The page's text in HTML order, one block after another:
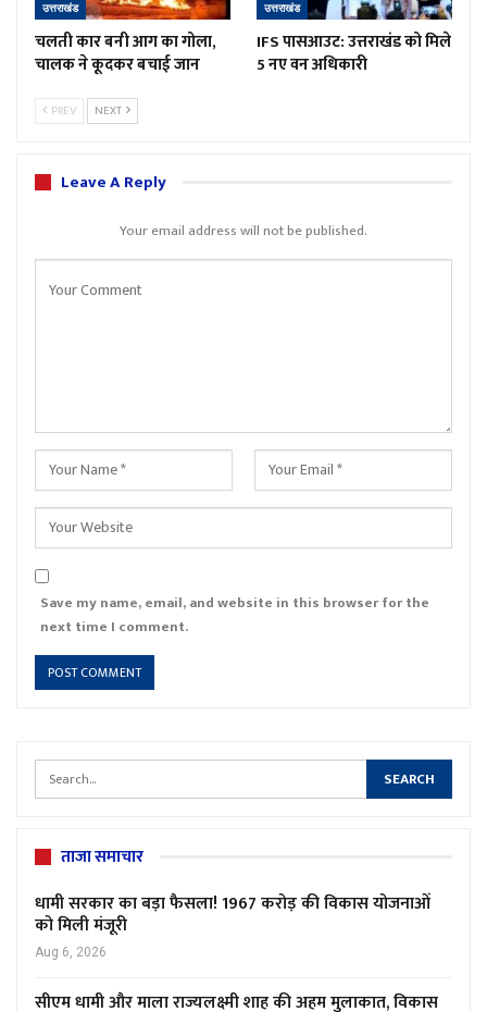
उत्तराखंड
चलती कार बनी आग का गोला,
चालक ने कूदकर बचाई जान
उत्तराखंड
IFS पासआउट: उत्तराखंड को मिले
5 नए वन अधिकारी
PREV NEXT
Leave A Reply
Your email address will not be published.
Save my name, email, and website in this browser for the
next time I comment.
ताजा समाचार
धामी सरकार का बड़ा फैसला! 1967 करोड़ की विकास योजनाओं
को मिली मंजूरी
Aug 6, 2026
सीएम धामी और माला राज्यलक्ष्मी शाह की अहम मुलाकात, विकास